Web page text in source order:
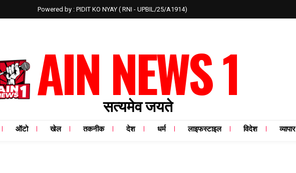
Powered by : PIDIT KO NYAY ( RNI - UPBIL/25/A1914)
AIN NEWS 1
सत्यमेव जयते
ऑटो खेल तकनीक देश धर्म लाइफस्टाइल विदेश व्यापार